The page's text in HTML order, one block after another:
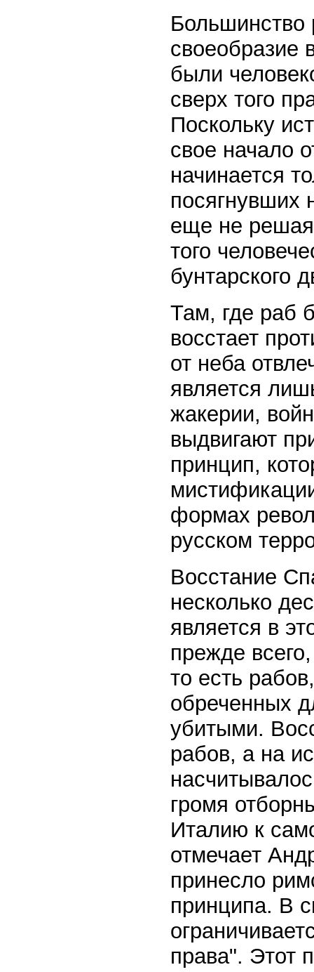
своеобразие
были
сверх того
Поскольку
свое начало
начинается
посягнувших
еще не
того
бунтарского
Там, где раб
восстает
от неба
является
жакерии,
выдвигают
принцип,
формах
русском
Восстание
несколько
является в
прежде
то есть
обреченных
убитыми.
рабов, а на
громя
Италию к
отмечает
принесло
принципа. В
права". Этот